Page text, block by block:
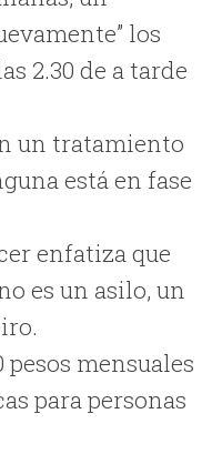
los
2.30 de a tarde
un tratamiento
está en fase
enfatiza que
es un asilo, un
pesos mensuales
para personas